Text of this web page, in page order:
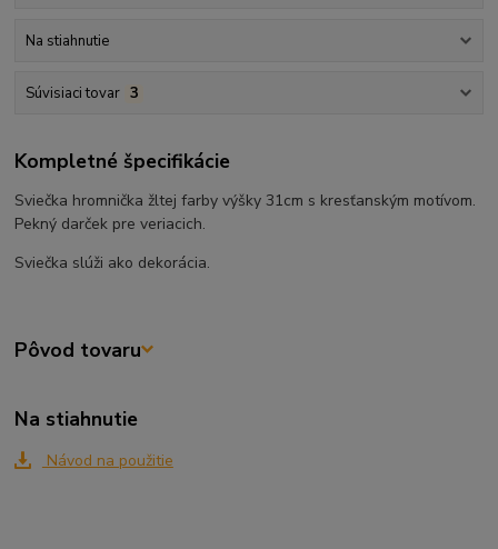
Na stiahnutie
Súvisiaci tovar 3
Kompletné špecifikácie
Sviečka hromnička žltej farby výšky 31cm s kresťanským motívom.
Pekný darček pre veriacich.
Sviečka slúži ako dekorácia.
Pôvod tovaru
Na stiahnutie
Návod na použitie